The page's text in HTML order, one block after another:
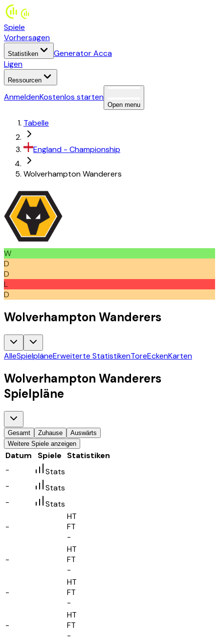
Spiele
Vorhersagen
Statistiken
Generator Acca
Ligen
Ressourcen
AnmeldenKostenlos starten
Open menu
Tabelle
England - Championship
Wolverhampton Wanderers
W
D
D
L
D
Wolverhampton Wanderers
AlleSpielpläneErweiterte StatistikenToreEckenKarten
Wolverhampton Wanderers
Spielpläne
Gesamt Zuhause
Auswärts
Weitere Spiele anzeigen
Datum Spiele
Statistiken
-
Stats
-
Stats
-
Stats
-
HT
FT
-
-
HT
FT
-
-
HT
FT
-
-
HT
FT
-